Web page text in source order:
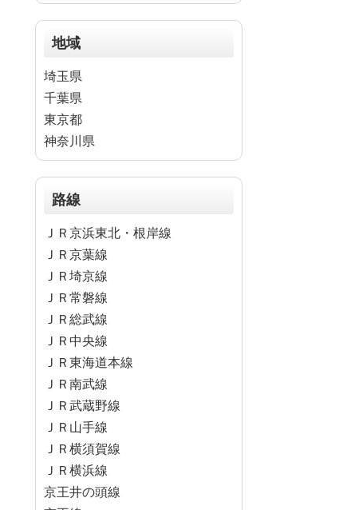
地域
埼玉県
千葉県
東京都
神奈川県
路線
ＪＲ京浜東北・根岸線
ＪＲ京葉線
ＪＲ埼京線
ＪＲ常磐線
ＪＲ総武線
ＪＲ中央線
ＪＲ東海道本線
ＪＲ南武線
ＪＲ武蔵野線
ＪＲ山手線
ＪＲ横須賀線
ＪＲ横浜線
京王井の頭線